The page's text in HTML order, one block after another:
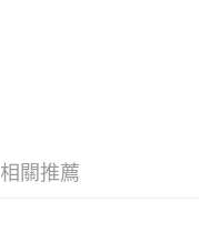
相關推薦